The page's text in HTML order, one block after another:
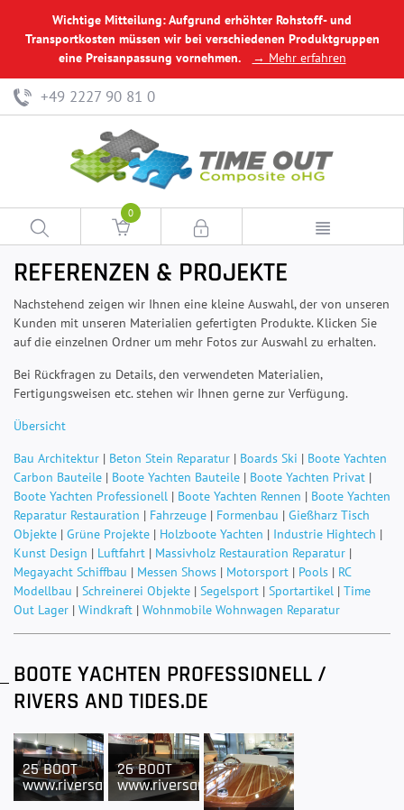
Wichtige Mitteilung: Aufgrund erhöhter Rohstoff- und
Transportkosten müssen wir bei verschiedenen Produktgruppen
eine Preisanpassung vornehmen.
→ Mehr erfahren
+49 2227 90 81 0
0
REFERENZEN & PROJEKTE
Nachstehend zeigen wir Ihnen eine kleine Auswahl, der von unseren
Kunden mit unseren Materialien gefertigten Produkte. Klicken Sie
auf die einzelnen Ordner um mehr Fotos zur Auswahl zu erhalten.
Bei Rückfragen zu Details, den verwendeten Materialien,
Fertigungsweisen etc. stehen wir Ihnen gerne zur Verfügung.
Übersicht
Bau Architektur | Beton Stein Reparatur | Boards Ski | Boote Yachten
Carbon Bauteile | Boote Yachten Bauteile | Boote Yachten Privat |
Boote Yachten Professionell | Boote Yachten Rennen | Boote Yachten
Reparatur Restauration | Fahrzeuge | Formenbau | Gießharz Tisch
Objekte | Grüne Projekte | Holzboote Yachten | Industrie Hightech |
Kunst Design | Luftfahrt | Massivholz Restauration Reparatur |
Megayacht Schiffbau | Messen Shows | Motorsport | Pools | RC
Modellbau | Schreinerei Objekte | Segelsport | Sportartikel | Time
Out Lager | Windkraft | Wohnmobile Wohnwagen Reparatur
BOOTE YACHTEN PROFESSIONELL /
RIVERS AND TIDES.DE
25 BOOT
www.riversandtides.de
26 BOOT
www.riversandtides.de